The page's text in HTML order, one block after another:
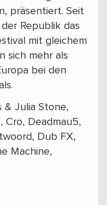
präsentiert. Seit
Republik das
mit gleichem
sich mehr als
bei den
Julia Stone,
Cro, Deadmau5,
Dub FX,
Machine,